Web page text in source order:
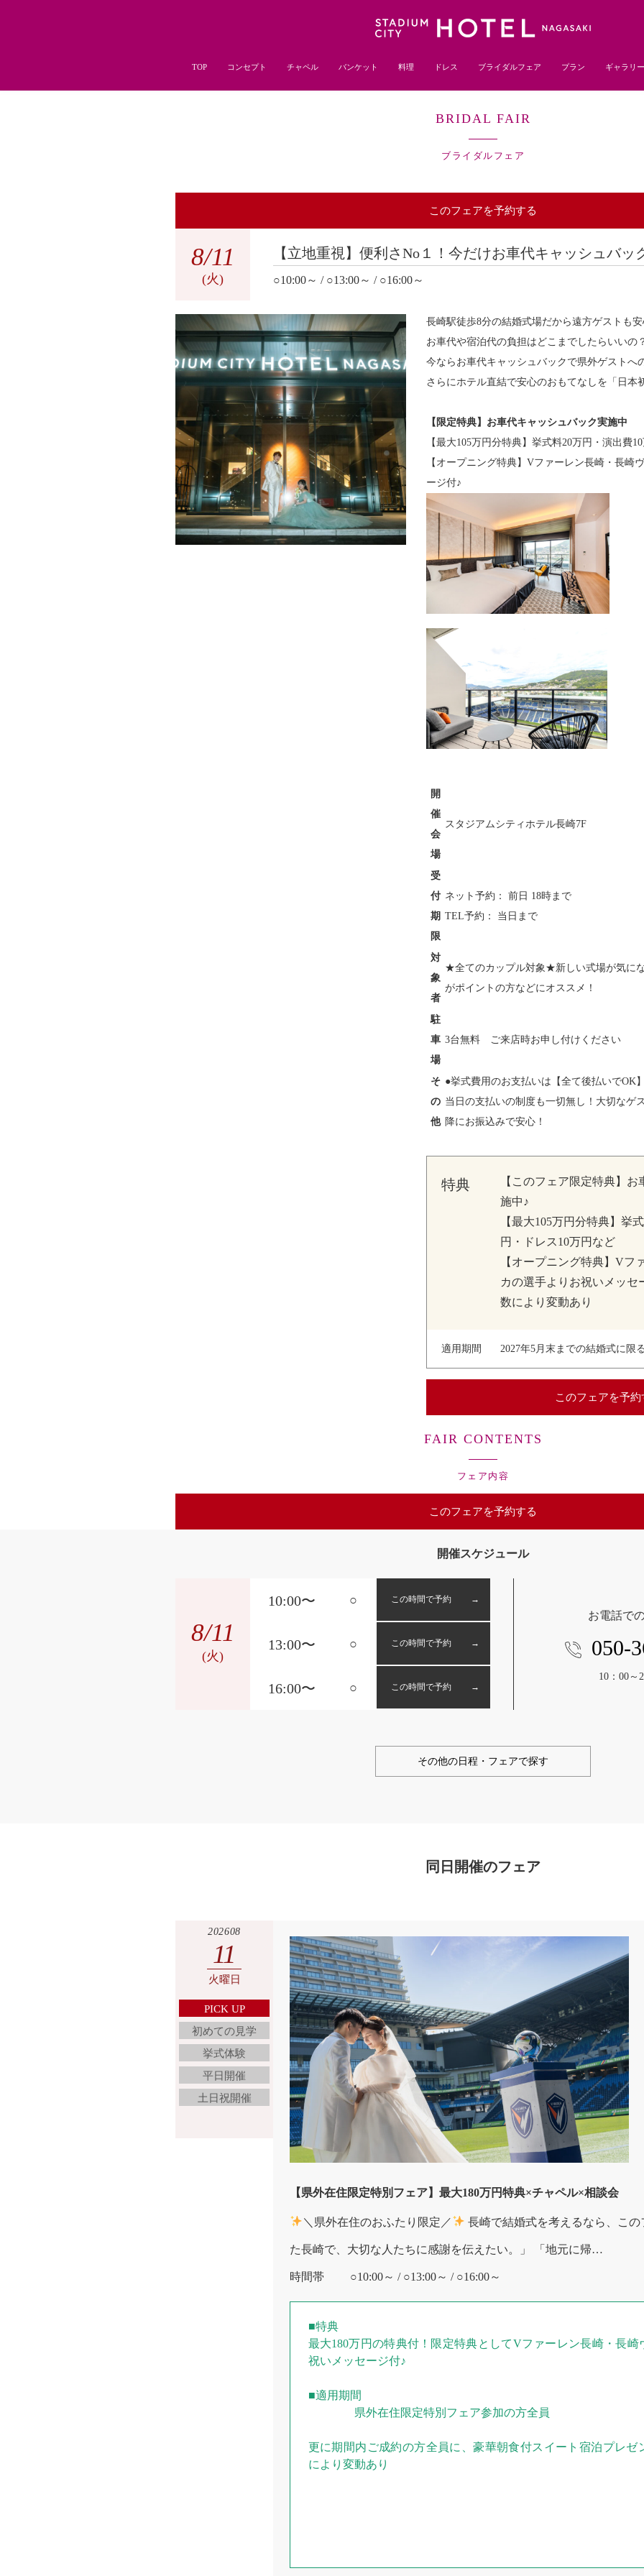
TOP コンセプト チャペル バンケット 料理 ドレス ブライダルフェア プラン ギャラリー
BRIDAL FAIR
ブライダルフェア
このフェアを予約する
8/11
(火)
【立地重視】便利さNo１！今だけお車代キャッシュバッ
○10:00～ / ○13:00～ / ○16:00～
長崎駅徒歩8分の結婚式場だから遠方ゲストも
お車代や宿泊代の負担はどこまでしたらいいの
今ならお車代キャッシュバックで県外ゲストへ
さらにホテル直結で安心のおもてなしを「日本
【限定特典】お車代キャッシュバック実施中
【最大105万円分特典】挙式料20万円・演出費
【オープニング特典】Vファーレン長崎・長崎
ージ付♪
開
催
会
場
スタジアムシティホテル長崎7F
受
付
期
限
ネット予約： 前日 18時まで
TEL予約： 当日まで
対
象
者
★全てのカップル対象★新しい式場が気に
がポイントの方などにオススメ！
駐
車
場
3台無料 ご来店時お申し付けください
そ
の
他
●挙式費用のお支払いは【全て後払いでOK
当日の支払いの制度も一切無し！大切なゲ
降にお振込みで安心！
特典
【このフェア限定特典】
施中♪
【最大105万円分特典】挙
円・ドレス10万円など
【オープニング特典】Vフ
カの選手よりお祝いメッ
数により変動あり
適用期間 2027年5月末までの結婚式に限
このフェアを予約
FAIR CONTENTS
フェア内容
このフェアを予約する
開催スケジュール
8/11
(火)
10:00〜 ○ この時間で予約 →
13:00〜 ○ この時間で予約 →
16:00〜 ○ この時間で予約 →
お電話で
050-
10：00～
その他の日程・フェアで探す
同日開催のフェア
202608
11
火曜日
PICK UP
初めての見学
挙式体験
平日開催
土日祝開催
【県外在住限定特別フェア】最大180万円特典×チャペル×相談会
＼県外在住のおふたり限定／ 長崎で結婚式を考えるなら、こ
た長崎で、大切な人たちに感謝を伝えたい。」 「地元に帰…
時間帯 ○10:00～ / ○13:00～ / ○16:00～
■特典
最大180万円の特典付！限定特典としてVファーレン長崎・長崎
祝いメッセージ付♪
■適用期間
県外在住限定特別フェア参加の方全員
更に期間内ご成約の方全員に、豪華朝食付スイート宿泊プレ
により変動あり